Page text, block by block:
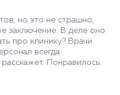
но это не страшно,
заключение. В деле оно
про клинику? Врачи
всегда
Понравилось.